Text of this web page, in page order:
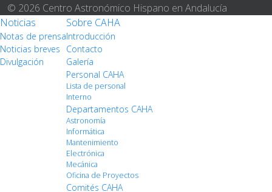
© 2026 Centro Astronómico Hispano en Andalucía
Noticias
Notas de prensa
Noticias breves
Divulgación
Sobre CAHA
Introducción
Contacto
Galería
Personal CAHA
Lista de personal
Interno
Departamentos CAHA
Astronomía
Informática
Mantenimiento
Electrónica
Mecánica
Oficina de Proyectos
Comités CAHA